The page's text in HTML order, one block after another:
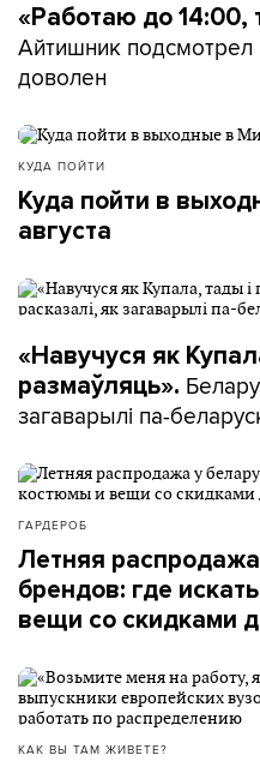
«Работаю до 14:00,
Айтишник подсмотрел
доволен
КУДА ПОЙТИ
Куда пойти в
августа
«Навучуся як
размаўляць».
загаварылі па-
ГАРДЕРОБ
Летняя
брендов: где
вещи со скидками
КАК ВЫ ТАМ ЖИВЕТЕ?